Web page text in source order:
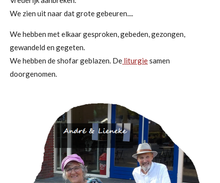
We zien uit naar dat grote gebeuren....
We hebben met elkaar gesproken, gebeden, gezongen,
gewandeld en gegeten.
We hebben de shofar geblazen. De liturgiesamen
doorgenomen.